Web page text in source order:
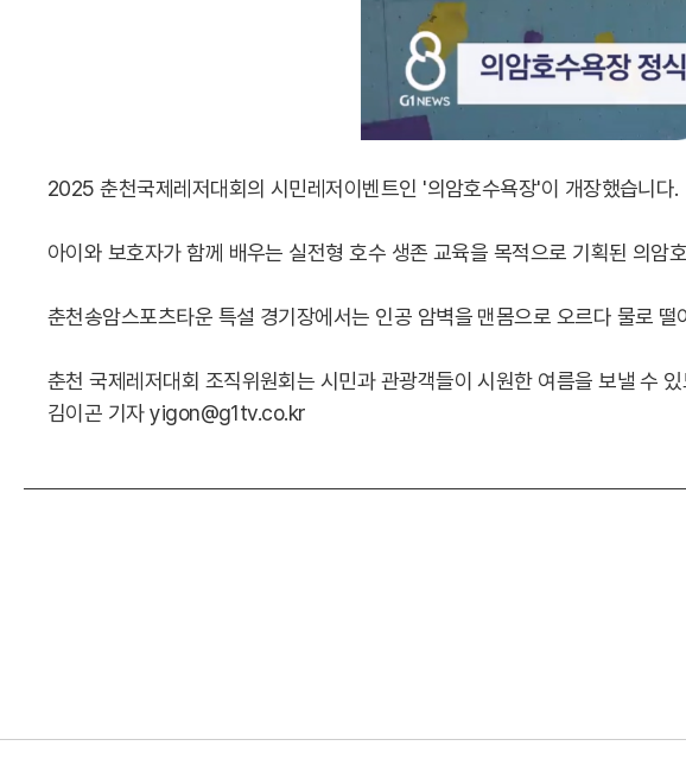
2025 춘천국제레저대회의 시민레저이벤트인 '의암호수욕장'이 개장했습니다.
아이와 보호자가 함께 배우는 실전형 호수 생존 교육을 목적으로 기획된 의
춘천송암스포츠타운 특설 경기장에서는 인공 암벽을 맨몸으로 오르다 물로
춘천 국제레저대회 조직위원회는 시민과 관광객들이 시원한 여름을 보낼 수
김이곤 기자 yigon@g1tv.co.kr